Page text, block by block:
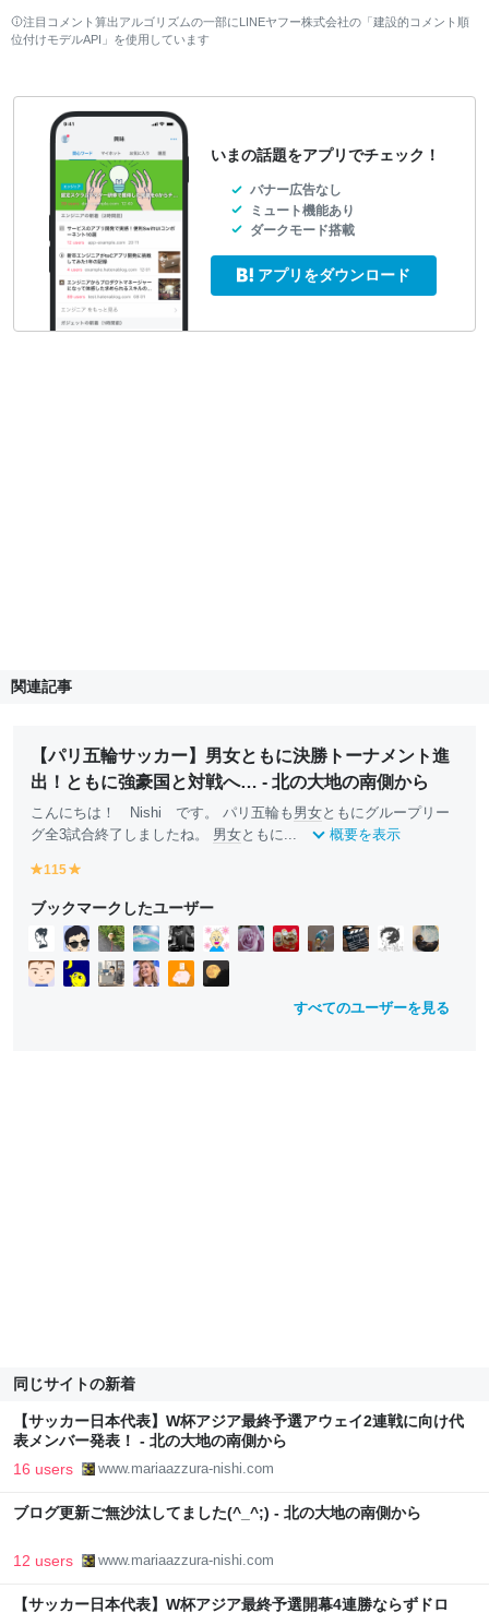
注目コメント算出アルゴリズムの一部にLINEヤフー株式会社の「建設的コメント順
位付けモデルAPI」を使用しています
いまの話題をアプリでチェック！
バナー広告なし
ミュート機能あり
ダークモード搭載
アプリをダウンロード
関連記事
【パリ五輪サッカー】男女ともに決勝トーナメント進
出！ともに強豪国と対戦へ… - 北の大地の南側から
こんにちは！ Nishi です。 パリ五輪も 男女ともにグループリー
グ全3試合終了しましたね。 男女ともに... 概要を表示
y
ll
o
w
115
ll
o
w
ブックマークしたユーザー
すべてのユーザーを見る
同じサイトの新着
【サッカー日本代表】W杯アジア最終予選アウェイ2連戦に向け代
表メンバー発表！ - 北の大地の南側から
16 users www.mariaazzura-nishi.com
ブログ更新ご無沙汰してました(^_^;) - 北の大地の南側から
12 users www.mariaazzura-nishi.com
【サッカー日本代表】W杯アジア最終予選開幕4連勝ならずドロ